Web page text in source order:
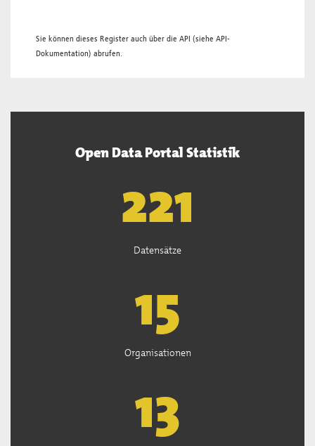
Sie können dieses Register auch über die API (siehe API-
Dokumentation) abrufen.
Open Data Portal Statistik
222
Datensätze
15
Organisationen
13